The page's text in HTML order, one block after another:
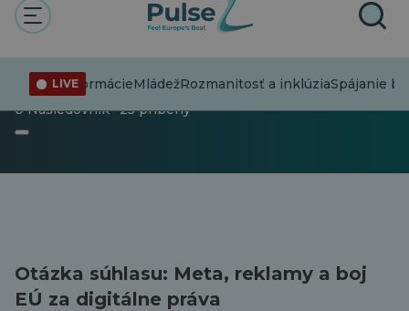
LIVE
DezinformácieMládežRozmanitosť a inklúziaSpájanie
Séria článkov
0 Nasledovník · 25 príbehy
Otázka súhlasu: Meta, reklamy a boj
EÚ za digitálne práva